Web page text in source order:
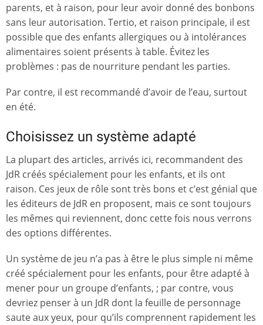
parents, et à raison, pour leur avoir donné des bonbons
sans leur autorisation. Tertio, et raison principale, il est
possible que des enfants allergiques ou à intolérances
alimentaires soient présents à table. Évitez les
problèmes : pas de nourriture pendant les parties.
Par contre, il est recommandé d’avoir de l’eau, surtout
en été.
Choisissez un système adapté
La plupart des articles, arrivés ici, recommandent des
JdR créés spécialement pour les enfants, et ils ont
raison. Ces jeux de rôle sont très bons et c’est génial que
les éditeurs de JdR en proposent, mais ce sont toujours
les mêmes qui reviennent, donc cette fois nous verrons
des options différentes.
Un système de jeu n’a pas à être le plus simple ni même
créé spécialement pour les enfants, pour être adapté à
mener pour un groupe d’enfants, ; par contre, vous
devriez penser à un JdR dont la feuille de personnage
saute aux yeux, pour qu’ils comprennent rapidement les